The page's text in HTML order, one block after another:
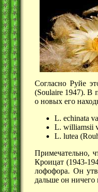
Согласно Руйе
(Soulaire 1947). В
о новых его
L. echinata
L. williamsii
L. lutea
Примечательно,
Кроицат (1943-
лофофора. Он
дальше он ничего